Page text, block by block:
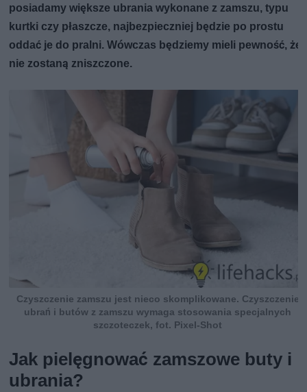
posiadamy większe ubrania wykonane z zamszu, typu
kurtki czy płaszcze, najbezpieczniej będzie po prostu
oddać je do pralni. Wówczas będziemy mieli pewność, że
nie zostaną zniszczone.
Czyszczenie zamszu jest nieco skomplikowane. Czyszczenie
ubrań i butów z zamszu wymaga stosowania specjalnych
szczoteczek, fot. Pixel-Shot
Jak pielęgnować zamszowe buty i
ubrania?